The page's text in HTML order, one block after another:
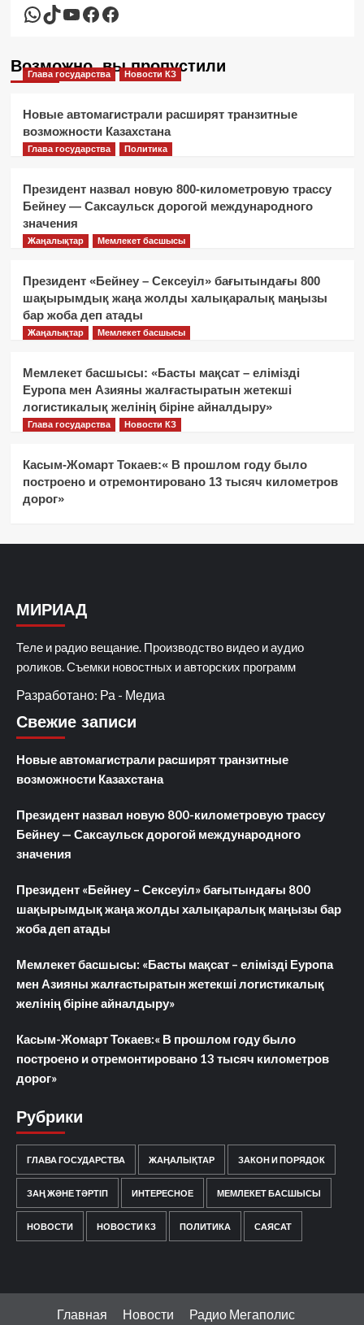
WhatsApp
TikTok
YouTube
Facebook
Facebook
Возможно, вы пропустили
Глава государства Новости КЗ
Новые автомагистрали расширят транзитные
возможности Казахстана
Глава государства Политика
Президент назвал новую 800-километровую трассу
Бейнеу — Саксаульск дорогой международного
значения
Жаңалықтар Мемлекет басшысы
Президент «Бейнеу – Сексеуіл» бағытындағы 800
шақырымдық жаңа жолды халықаралық маңызы
бар жоба деп атады
Жаңалықтар Мемлекет басшысы
Мемлекет басшысы: «Басты мақсат – елімізді
Еуропа мен Азияны жалғастыратын жетекші
логистикалық желінің біріне айналдыру»
Глава государства Новости КЗ
Касым-Жомарт Токаев:« В прошлом году было
построено и отремонтировано 13 тысяч километров
дорог»
МИРИАД
Теле и радио вещание. Производство видео и аудио
роликов. Съемки новостных и авторских программ
Разработано: Ра - Медиа
Свежие записи
Новые автомагистрали расширят транзитные
возможности Казахстана
Президент назвал новую 800-километровую трассу
Бейнеу — Саксаульск дорогой международного
значения
Президент «Бейнеу – Сексеуіл» бағытындағы 800
шақырымдық жаңа жолды халықаралық маңызы бар
жоба деп атады
Мемлекет басшысы: «Басты мақсат – елімізді Еуропа
мен Азияны жалғастыратын жетекші логистикалық
желінің біріне айналдыру»
Касым-Жомарт Токаев:« В прошлом году было
построено и отремонтировано 13 тысяч километров
дорог»
Рубрики
ГЛАВА ГОСУДАРСТВА ЖАҢАЛЫҚТАР ЗАКОН И ПОРЯДОК
ЗАҢ ЖӘНЕ ТӘРТІП ИНТЕРЕСНОЕ МЕМЛЕКЕТ БАСШЫСЫ
НОВОСТИ НОВОСТИ КЗ ПОЛИТИКА САЯСАТ
Главная Новости Радио Мегаполис